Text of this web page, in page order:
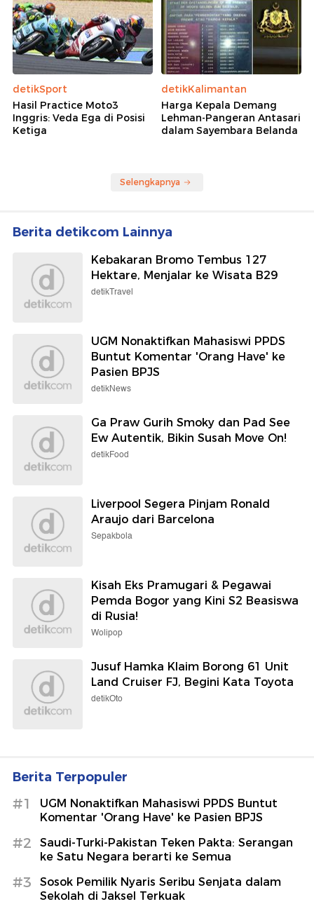
detikSport
Hasil Practice Moto3
Inggris: Veda Ega di Posisi
Ketiga
detikKalimantan
Harga Kepala Demang
Lehman-Pangeran Antasari
dalam Sayembara Belanda
Selengkapnya
Berita detikcom Lainnya
Kebakaran Bromo Tembus 127
Hektare, Menjalar ke Wisata B29
detikTravel
UGM Nonaktifkan Mahasiswi PPDS
Buntut Komentar 'Orang Have' ke
Pasien BPJS
detikNews
Ga Praw Gurih Smoky dan Pad See
Ew Autentik, Bikin Susah Move On!
detikFood
Liverpool Segera Pinjam Ronald
Araujo dari Barcelona
Sepakbola
Kisah Eks Pramugari & Pegawai
Pemda Bogor yang Kini S2 Beasiswa
di Rusia!
Wolipop
Jusuf Hamka Klaim Borong 61 Unit
Land Cruiser FJ, Begini Kata Toyota
detikOto
Berita Terpopuler
#1
UGM Nonaktifkan Mahasiswi PPDS Buntut
Komentar 'Orang Have' ke Pasien BPJS
#2
Saudi-Turki-Pakistan Teken Pakta: Serangan
ke Satu Negara berarti ke Semua
#3
Sosok Pemilik Nyaris Seribu Senjata dalam
Sekolah di Jaksel Terkuak